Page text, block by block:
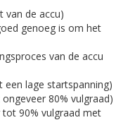
van de accu)
genoeg is om het
van de accu
een lage startspanning)
80% vulgraad)
90% vulgraad met